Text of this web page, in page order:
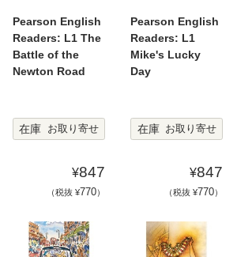
Pearson English
Readers: L1 The
Battle of the
Newton Road
在庫 お取り寄せ
¥847
（税抜 ¥770）
Pearson English
Readers: L1
Mike's Lucky
Day
在庫 お取り寄せ
¥847
（税抜 ¥770）